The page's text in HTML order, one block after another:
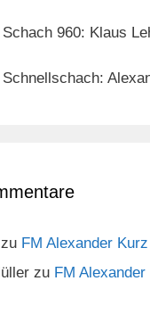
960: Klaus
zu FM Alexander
zu FM